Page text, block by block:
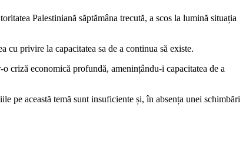
Palestiniană săptămâna trecută, a scos la lumină situația
privire la capacitatea sa de a continua să existe.
criză economică profundă, amenințându-i capacitatea de a
această temă sunt insuficiente și, în absența unei schimbări